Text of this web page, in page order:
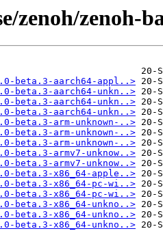
zenoh/zenoh-
beta.3-aarch64-appl..>
beta.3-aarch64-unkn..>
beta.3-aarch64-unkn..>
beta.3-aarch64-unkn..>
beta.3-arm-unknown-..>
beta.3-arm-unknown-..>
beta.3-arm-unknown-..>
beta.3-armv7-unknow..>
beta.3-armv7-unknow..>
beta.3-x86_64-apple..>
beta.3-x86_64-pc-wi..>
beta.3-x86_64-pc-wi..>
beta.3-x86_64-unkno..>
beta.3-x86_64-unkno..>
beta.3-x86_64-unkno..>